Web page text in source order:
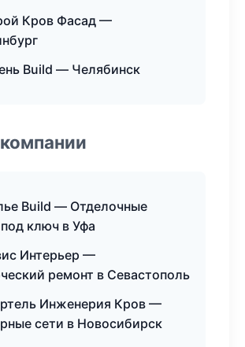
Кров Фасад —
Build — Челябинск
Build — Отделочные
ключ в Уфа
Интерьер —
ремонт в Севастополь
Инженерия Кров —
сети в Новосибирск